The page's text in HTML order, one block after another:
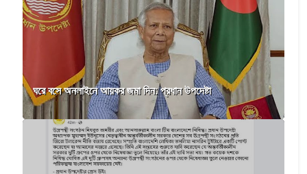
ঘরে বসে অনলাইনে আয়কর জমা দিন: প্রধান উপদেষ্টা